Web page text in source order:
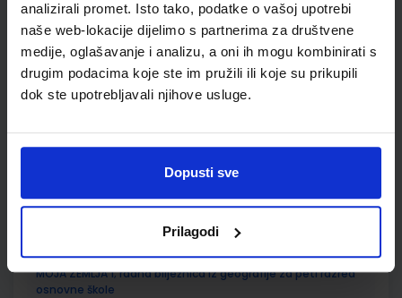
analizirali promet. Isto tako, podatke o vašoj upotrebi
naše web-lokacije dijelimo s partnerima za društvene
medije, oglašavanje i analizu, a oni ih mogu kombinirati s
drugim podacima koje ste im pružili ili koje su prikupili
dok ste upotrebljavali njihove usluge.
Dopusti sve
Prilagodi
MOJA ZEMLJA 1; udžbenik iz geografije za peti razred
osnovne škole
Autor(i):Ivan Gambiroža Josip Jukić Dinko Marin Ana Mesić
SKU:556165 CIJENA:8,41 €
MOJA ZEMLJA 1; radna bilježnica iz geografije za peti razred
osnovne škole